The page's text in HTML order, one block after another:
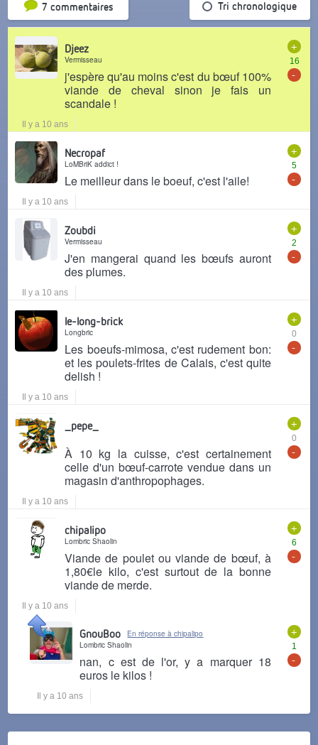
7 commentairesTri par popularité Tri chronologique
+
16
-
Djeez
Vermisseau
j'espère qu'au moins c'est du bœuf 100%
viande de cheval sinon je fais un
scandale !
Il y a 10 ans
+
5
-
Necropaf
LoMBriK addict !
Le meilleur dans le boeuf, c'est l'aile!
Il y a 10 ans
+
2
-
Zoubdi
Vermisseau
J'en mangerai quand les bœufs auront
des plumes.
Il y a 10 ans
+
0
-
le-long-brick
Longbric
Les boeufs-mimosa, c'est rudement bon:
et les poulets-frites de Calais, c'est quite
delish !
Il y a 10 ans
+
0
-
_pepe_
À 10 kg la cuisse, c'est certainement
celle d'un bœuf-carrote vendue dans un
magasin d'anthropophages.
Il y a 10 ans
+
6
-
chipalipo
Lombric Shaolin
Viande de poulet ou viande de bœuf, à
1,80€le kilo, c'est surtout de la bonne
viande de merde.
Il y a 10 ans
+
1
-
GnouBoo
En réponse à chipalipo
Lombric Shaolin
nan, c est de l'or, y a marquer 18
euros le kilos !
Il y a 10 ans